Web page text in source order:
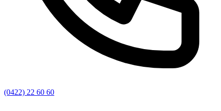
(0422) 22 60 60